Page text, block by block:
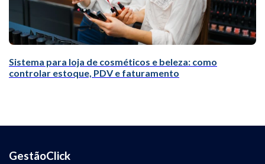
Sistema para loja de cosméticos e beleza: como
controlar estoque, PDV e faturamento
GestãoClick